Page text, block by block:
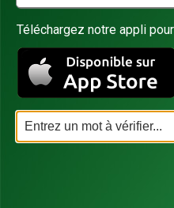
Téléchargez notre appli